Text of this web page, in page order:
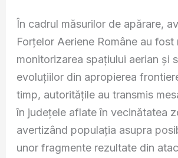
În cadrul măsurilor de apărare,
Forțelor Aeriene Române au
monitorizarea spațiului aerian și
evoluțiilor din apropierea
timp, autoritățile au transmis
în județele aflate în vecinătatea
avertizând populația asupra
unor fragmente rezultate din